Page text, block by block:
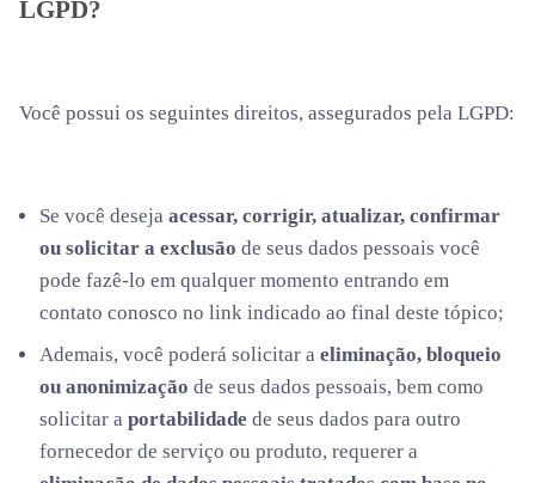
LGPD?
Você possui os seguintes direitos, assegurados pela LGPD:
Se você desejaacessar, corrigir, atualizar, confirmar
ou solicitar a exclusãode seus dados pessoais você
pode fazê-lo em qualquer momento entrando em
contato conosco no link indicado ao final deste tópico;
Ademais, você poderá solicitar aeliminação, bloqueio
ou anonimização de seus dados pessoais, bem como
solicitar a portabilidade de seus dados para outro
fornecedor de serviço ou produto, requerer a